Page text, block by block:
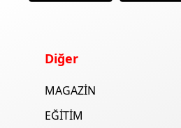
Diğer
MAGAZİN
EĞİTİM